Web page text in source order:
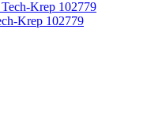
Krep 102779